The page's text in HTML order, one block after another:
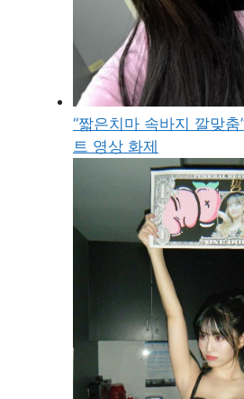
“짧은치마 속바지 깔맞
트 영상 화제